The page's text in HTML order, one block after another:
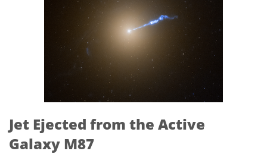
Jet Ejected from the Active
Galaxy M87